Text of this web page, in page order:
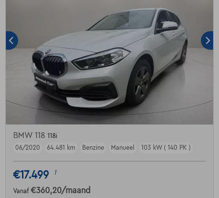
BMW 118 118i
06/2020
64.481 km Benzine Manueel 103 kW ( 140 PK )
€17.499 1
Vanaf €360,20/maand